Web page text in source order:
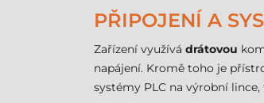
PŘIPOJENÍ A
Zařízení využívá drátovou
napájení. Kromě toho je
systémy PLC na výrobní